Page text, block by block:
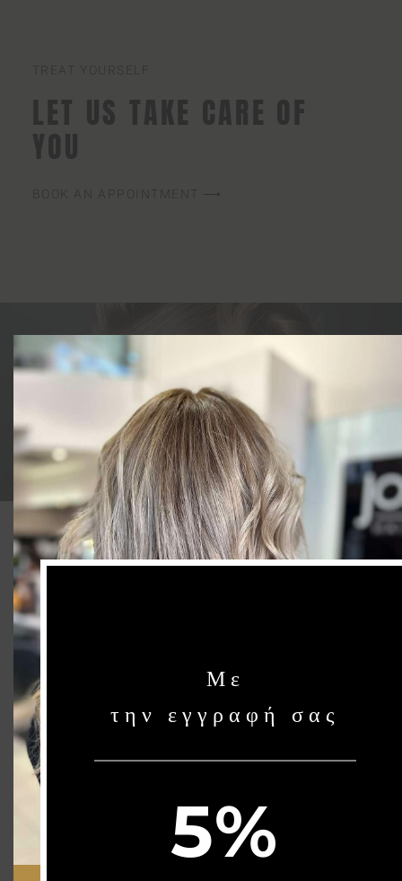
TREAT YOURSELF
LET US TAKE CARE OF
YOU
BOOK AN APPOINTMENT ⟶
QUICK LINKS
Αρχική
Joanna’s Beauty Blog
Επικοινωνία
NEWSLETTER
Stay up to date with our latest news, receive exclusive deals, and more.
Με
την εγγραφή σας
5%